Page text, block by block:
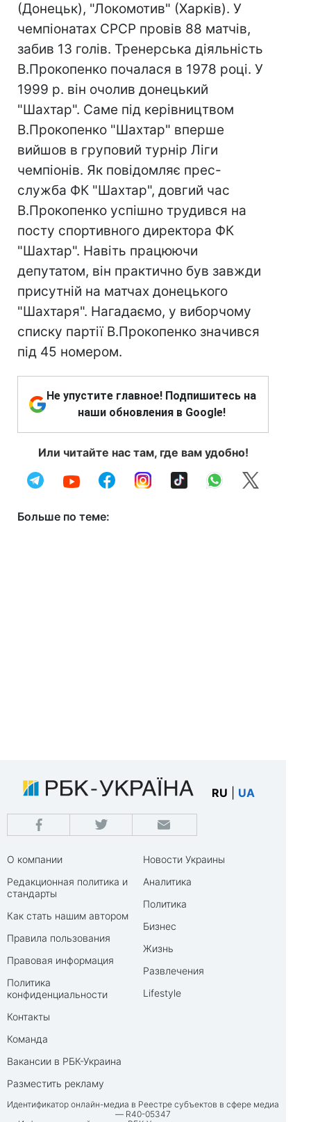
(Донецьк), "Локомотив" (Харків). У
чемпіонатах СРСР провів 88 матчів,
забив 13 голів. Тренерська діяльність
В.Прокопенко почалася в 1978 році. У
1999 р. він очолив донецький
"Шахтар". Саме під керівництвом
В.Прокопенко "Шахтар" вперше
вийшов в груповий турнір Ліги
чемпіонів. Як повідомляє прес-
служба ФК "Шахтар", довгий час
В.Прокопенко успішно трудився на
посту спортивного директора ФК
"Шахтар". Навіть працюючи
депутатом, він практично був завжди
присутній на матчах донецького
"Шахтаря". Нагадаємо, у виборчому
списку партії В.Прокопенко значився
під 45 номером.
Не упустите главное! Подпишитесь на
наши обновления в Google!
Или читайте нас там, где вам удобно!
Больше по теме:
RU UA
О компании
Редакционная политика и
стандарты
Как стать нашим автором
Правила пользования
Правовая информация
Политика
конфиденциальности
Контакты
Команда
Вакансии в РБК-Украина
Разместить рекламу
Новости Украины
Аналитика
Политика
Бизнес
Жизнь
Развлечения
Lifestyle
Идентификатор онлайн-медиа в Реестре субъектов в сфере медиа
— R40-05347